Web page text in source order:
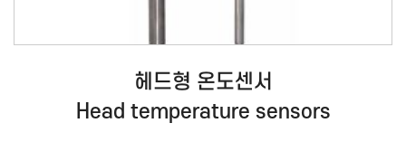
헤드형 온도센서
Head temperature sensors